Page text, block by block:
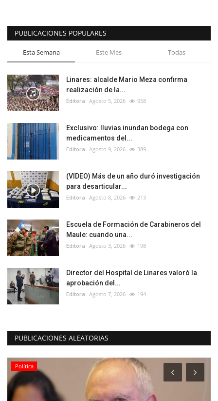
PUBLICACIONES POPULARES
Esta Semana Este Mes Todas
Linares: alcalde Mario Meza confirma
realización de la...
Editora Agosto 5, 2026 958
Exclusivo: lluvias inundan bodega con
medicamentos del...
Editora Agosto 9, 2026 389
(VIDEO) Más de un año duró investigación
para desarticular...
Editora Agosto 8, 2026 213
Escuela de Formación de Carabineros del
Maule: cuando una...
Editora Agosto 3, 2026 198
Director del Hospital de Linares valoró la
aprobación del...
Editora Agosto 7, 2026 194
PUBLICACIONES ALEATORIAS
Política